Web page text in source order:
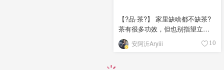
【?品·茶?】 家里缺啥都不缺茶?
茶有很多功效，但也别指望立竿
见影。若是长期坚持喝茶众所周
知的就有刮油降脂减肥清肠降血
安阿沂Aryiii 10